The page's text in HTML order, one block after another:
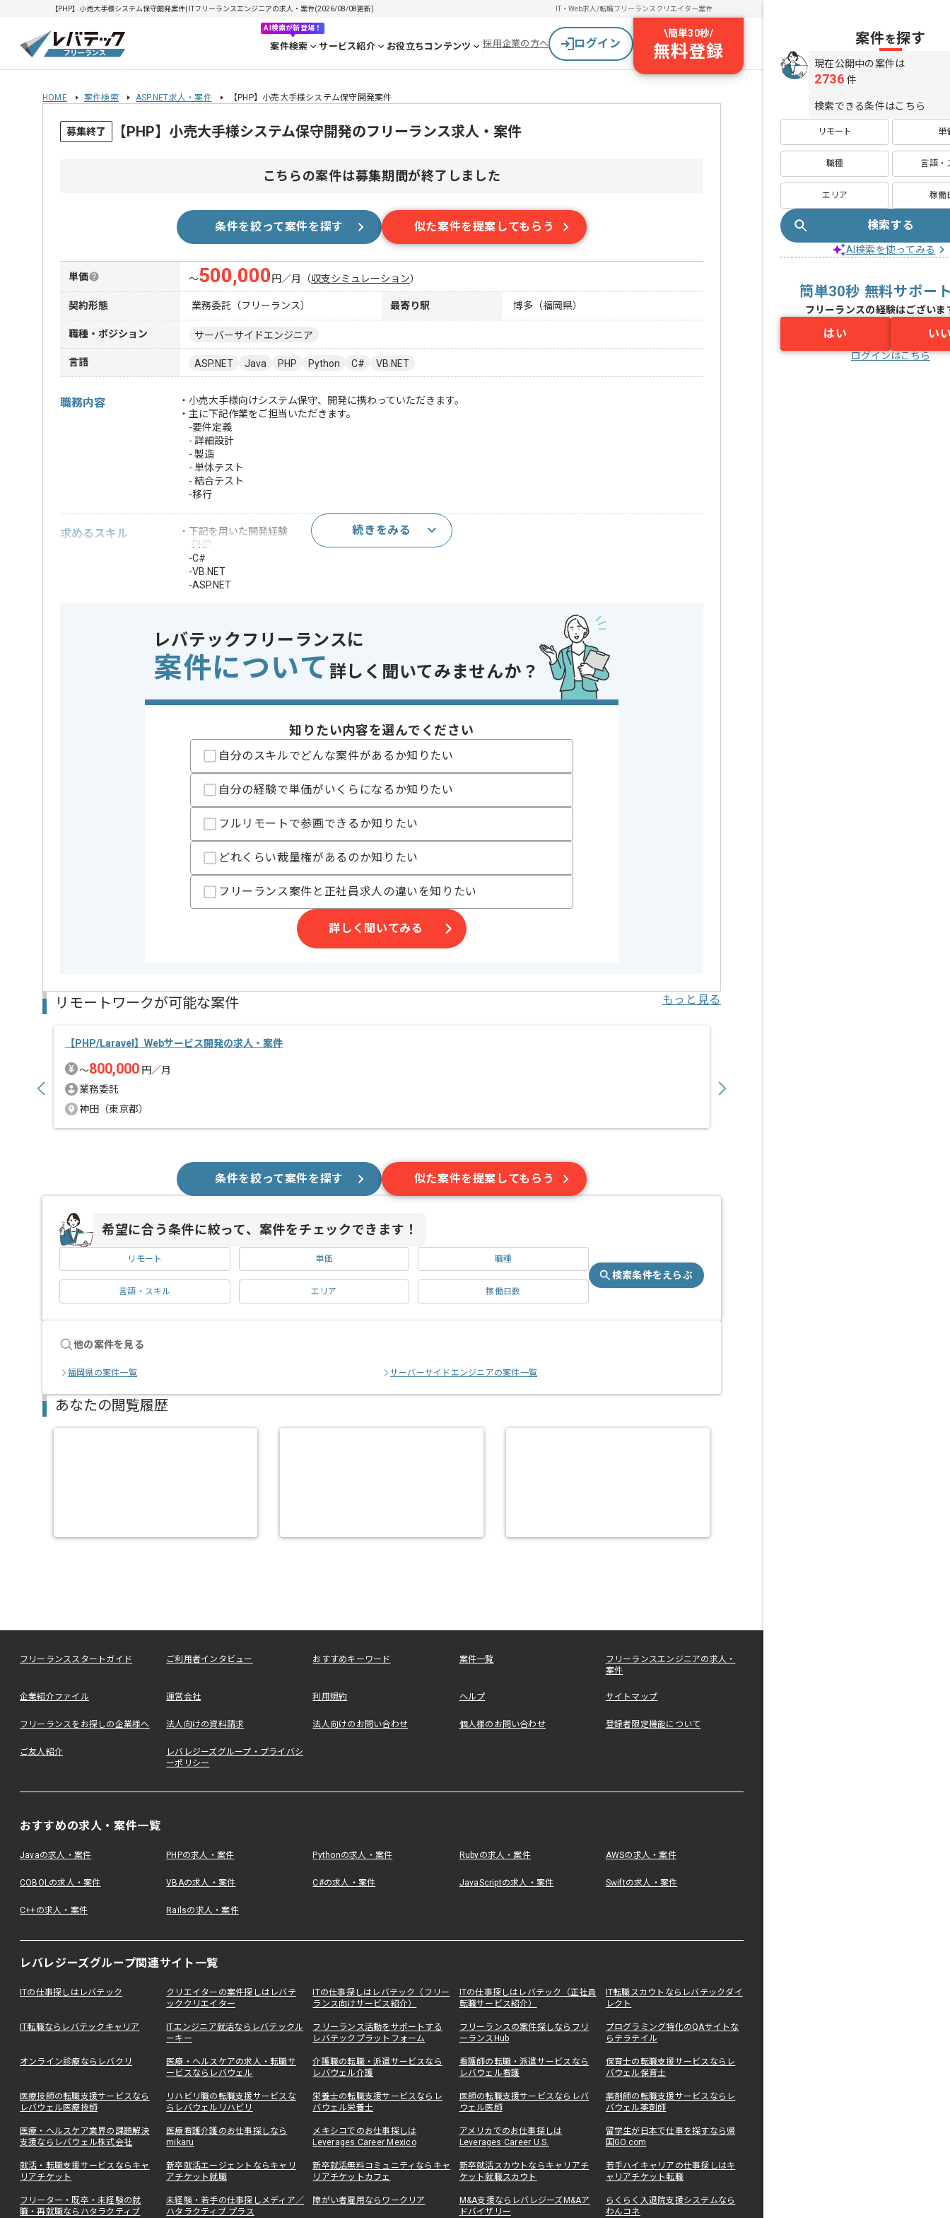
【PHP】小売大手様システム保守開発案件| ITフリーランスエンジニアの求人・案件(2026/08/08更新) IT・Web求人/転職フリーランスクリエイター案件
AI検索が新登場！
案件検索 サービス紹介 お役立ちコンテンツ 採用企業の方へ ログイン
\簡単30秒/
無料登録
HOME 案件検索 ASP.NET求人・案件 【PHP】小売大手様システム保守開発案件
募集終了 【PHP】小売大手様システム保守開発のフリーランス求人・案件
こちらの案件は募集期間が終了しました
条件を絞って案件を探す 似た案件を提案してもらう
単価 〜500,000 円／月 （収支シミュレーション）
契約形態 業務委託（フリーランス） 最寄り駅 博多（福岡県）
職種・ポジション サーバーサイドエンジニア
言語 ASP.NET Java PHP Python C# VB.NET
職務内容
・小売大手様向けシステム保守、開発に携わっていただきます。
・主に下記作業をご担当いただきます。
-要件定義
- 詳細設計
- 製造
- 単体テスト
- 結合テスト
-移行
求めるスキル
・下記を用いた開発経験
-PHP
-C#
-VB.NET
-ASP.NET
※上記に似た経験やスキルをお持ちであれば申し込み可能なケースもございます！まずはお気軽にご相談ください！
この案件のポイント 特徴 20代活躍中 , 30代活躍中 , 長期プロジェクト , 急募 , BtoB向け
精算条件
140時間〜180時間
支払いサイト
小売大手様向けシステム保守、開発案件でございます。
PHPでの経験を積みたい人におすすめの案件でございます。
博多での常駐作業を想定しております。
続きをみる
レバテックフリーランスに
案件について 詳しく聞いてみませんか？
知りたい内容を選んでください
自分のスキルでどんな案件があるか知りたい
自分の経験で単価がいくらになるか知りたい
フルリモートで参画できるか知りたい
どれくらい裁量権があるのか知りたい
フリーランス案件と正社員求人の違いを知りたい
詳しく聞いてみる
リモートワークが可能な案件 もっと見る
【PHP/Laravel】Webサービス開発の求人・案件
〜800,000 円／月
業務委託
神田（東京都）
条件を絞って案件を探す 似た案件を提案してもらう
希望に合う条件に絞って、案件をチェックできます！
リモート 単価 職種
言語・スキル エリア 稼働日数
検索条件をえらぶ
他の案件を見る
福岡県の案件一覧 サーバーサイドエンジニアの案件一覧
あなたの閲覧履歴
フリーランススタートガイド ご利用者インタビュー おすすめキーワード 案件一覧
フリーランスエンジニアの求人・
案件
企業紹介ファイル 運営会社 利用規約 ヘルプ サイトマップ
フリーランスをお探しの企業様へ 法人向けの資料請求 法人向けのお問い合わせ 個人様のお問い合わせ 登録者限定機能について
ご友人紹介
レバレジーズグループ・プライバシ
ーポリシー
おすすめの求人・案件一覧
Javaの求人・案件 PHPの求人・案件 Pythonの求人・案件 Rubyの求人・案件 AWSの求人・案件
COBOLの求人・案件 VBAの求人・案件 C#の求人・案件 JavaScriptの求人・案件 Swiftの求人・案件
C++の求人・案件 Railsの求人・案件
レバレジーズグループ関連サイト一覧
ITの仕事探しはレバテック
クリエイターの案件探しはレバテ
ッククリエイター
ITの仕事探しはレバテック（フリー
ランス向けサービス紹介）
ITの仕事探しはレバテック（正社員
転職サービス紹介）
IT転職スカウトならレバテックダイ
レクト
IT転職ならレバテックキャリア
ITエンジニア就活ならレバテックル
ーキー
フリーランス活動をサポートする
レバテックプラットフォーム
フリーランスの案件探しならフリ
ーランスHub
プログラミング特化のQAサイトな
らテラテイル
オンライン診療ならレバクリ
医療・ヘルスケアの求人・転職サ
ービスならレバウェル
介護職の転職・派遣サービスなら
レバウェル介護
看護師の転職・派遣サービスなら
レバウェル看護
保育士の転職支援サービスならレ
バウェル保育士
医療技師の転職支援サービスなら
レバウェル医療技師
リハビリ職の転職支援サービスな
らレバウェルリハビリ
栄養士の転職支援サービスならレ
バウェル栄養士
医師の転職支援サービスならレバ
ウェル医師
薬剤師の転職支援サービスならレ
バウェル薬剤師
医療・ヘルスケア業界の課題解決
支援ならレバウェル株式会社
医療看護介護のお仕事探しなら
mikaru
メキシコでのお仕事探しは
Leverages Career Mexico
アメリカでのお仕事探しは
Leverages Career U.S.
留学生が日本で仕事を探すなら帰
国GO.com
就活・転職支援サービスならキャ
リアチケット
新卒就活エージェントならキャリ
アチケット就職
新卒就活無料コミュニティならキャ
リアチケットカフェ
新卒就活スカウトならキャリアチ
ケット就職スカウト
若手ハイキャリアの仕事探しはキ
ャリアチケット転職
フリーター・既卒・未経験の就
職・再就職ならハタラクティブ
未経験・若手の仕事探しメディア／
ハタラクティブ プラス
障がい者雇用ならワークリア
M&A支援ならレバレジーズM&Aア
ドバイザリー
らくらく入退院支援システムなら
わんコネ
案件を探す
現在公開中の案件は
2736 件
検索できる条件はこちら
リモート 単
職種 言語・
エリア 稼働
検索する
AI検索を使ってみる
簡単30秒 無料サポー
フリーランスの経験はございま
はい い
ログインはこちら